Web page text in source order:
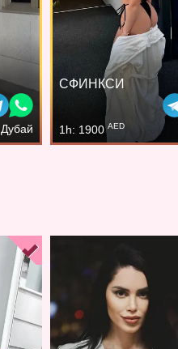
Дубай
СФИНКСИ
1h: 1900AED